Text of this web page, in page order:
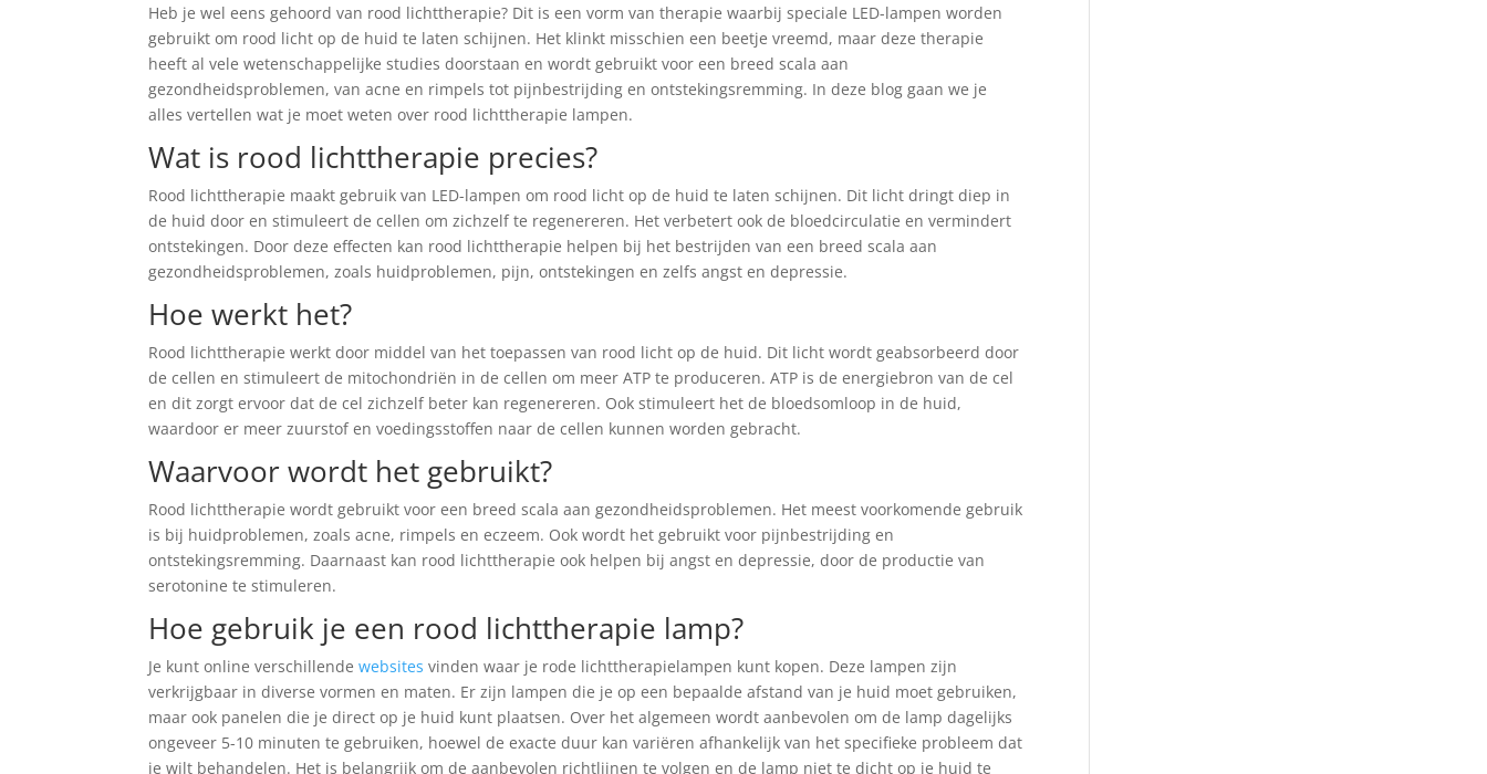
Heb je wel eens gehoord van rood lichttherapie? Dit is een vorm van therapie waarbij speciale LED-lampen worden
gebruikt om rood licht op de huid te laten schijnen. Het klinkt misschien een beetje vreemd, maar deze therapie
heeft al vele wetenschappelijke studies doorstaan en wordt gebruikt voor een breed scala aan
gezondheidsproblemen, van acne en rimpels tot pijnbestrijding en ontstekingsremming. In deze blog gaan we je
alles vertellen wat je moet weten over rood lichttherapie lampen.
Wat is rood lichttherapie precies?
Rood lichttherapie maakt gebruik van LED-lampen om rood licht op de huid te laten schijnen. Dit licht dringt diep in
de huid door en stimuleert de cellen om zichzelf te regenereren. Het verbetert ook de bloedcirculatie en vermindert
ontstekingen. Door deze effecten kan rood lichttherapie helpen bij het bestrijden van een breed scala aan
gezondheidsproblemen, zoals huidproblemen, pijn, ontstekingen en zelfs angst en depressie.
Hoe werkt het?
Rood lichttherapie werkt door middel van het toepassen van rood licht op de huid. Dit licht wordt geabsorbeerd door
de cellen en stimuleert de mitochondriën in de cellen om meer ATP te produceren. ATP is de energiebron van de cel
en dit zorgt ervoor dat de cel zichzelf beter kan regenereren. Ook stimuleert het de bloedsomloop in de huid,
waardoor er meer zuurstof en voedingsstoffen naar de cellen kunnen worden gebracht.
Waarvoor wordt het gebruikt?
Rood lichttherapie wordt gebruikt voor een breed scala aan gezondheidsproblemen. Het meest voorkomende gebruik
is bij huidproblemen, zoals acne, rimpels en eczeem. Ook wordt het gebruikt voor pijnbestrijding en
ontstekingsremming. Daarnaast kan rood lichttherapie ook helpen bij angst en depressie, door de productie van
serotonine te stimuleren.
Hoe gebruik je een rood lichttherapie lamp?
Je kunt online verschillendewebsitesvinden waar je rode lichttherapielampen kunt kopen. Deze lampen zijn
verkrijgbaar in diverse vormen en maten. Er zijn lampen die je op een bepaalde afstand van je huid moet gebruiken,
maar ook panelen die je direct op je huid kunt plaatsen. Over het algemeen wordt aanbevolen om de lamp dagelijks
ongeveer 5-10 minuten te gebruiken, hoewel de exacte duur kan variëren afhankelijk van het specifieke probleem dat
je wilt behandelen. Het is belangrijk om de aanbevolen richtlijnen te volgen en de lamp niet te dicht op je huid te